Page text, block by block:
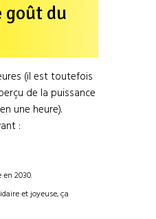
goût du
(il est toutefois
de la puissance
une heure).
:
2030.
et joyeuse, ça